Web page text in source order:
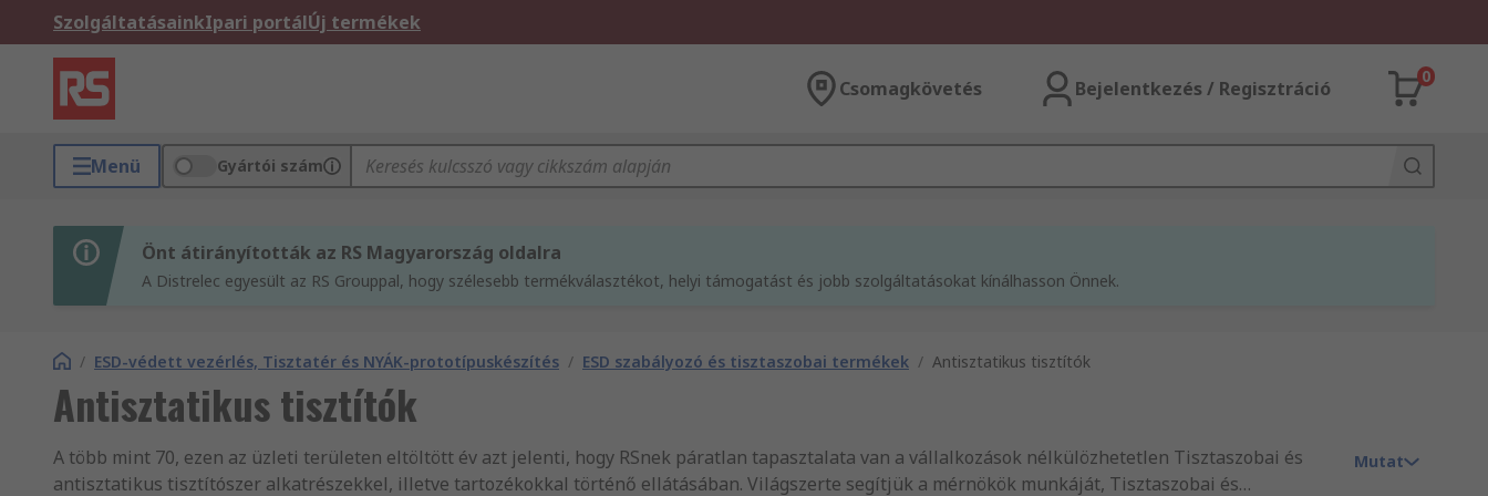
SzolgáltatásainkIpari portálÚj termékek
Csomagkövetés Bejelentkezés / Regisztráció
0
Menü Gyártói szám
Önt átirányították az RS Magyarország oldalra
A Distrelec egyesült az RS Grouppal, hogy szélesebb termékválasztékot, helyi támogatást és jobb szolgáltatásokat kínálhasson Önnek.
/ ESD-védett vezérlés, Tisztatér és NYÁK-prototípuskészítés / ESD szabályozó és tisztaszobai termékek / Antisztatikus tisztítók
Antisztatikus tisztítók
A több mint 70, ezen az üzleti területen eltöltött év azt jelenti, hogy RSnek páratlan tapasztalata van a vállalkozások nélkülözhetetlen Tisztaszobai és
antisztatikus tisztítószer alkatrészekkel, illetve tartozékokkal történő ellátásában. Világszerte segítjük a mérnökök munkáját, Tisztaszobai és
Mutat